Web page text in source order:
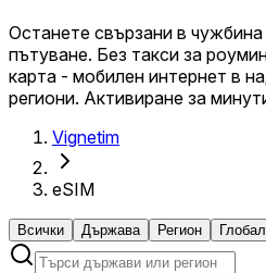
Останете свързани в
пътуване. Без такси за
карта - мобилен интернет в
региони. Активиране за
Vignetim
eSIM
Всички Държава Регион